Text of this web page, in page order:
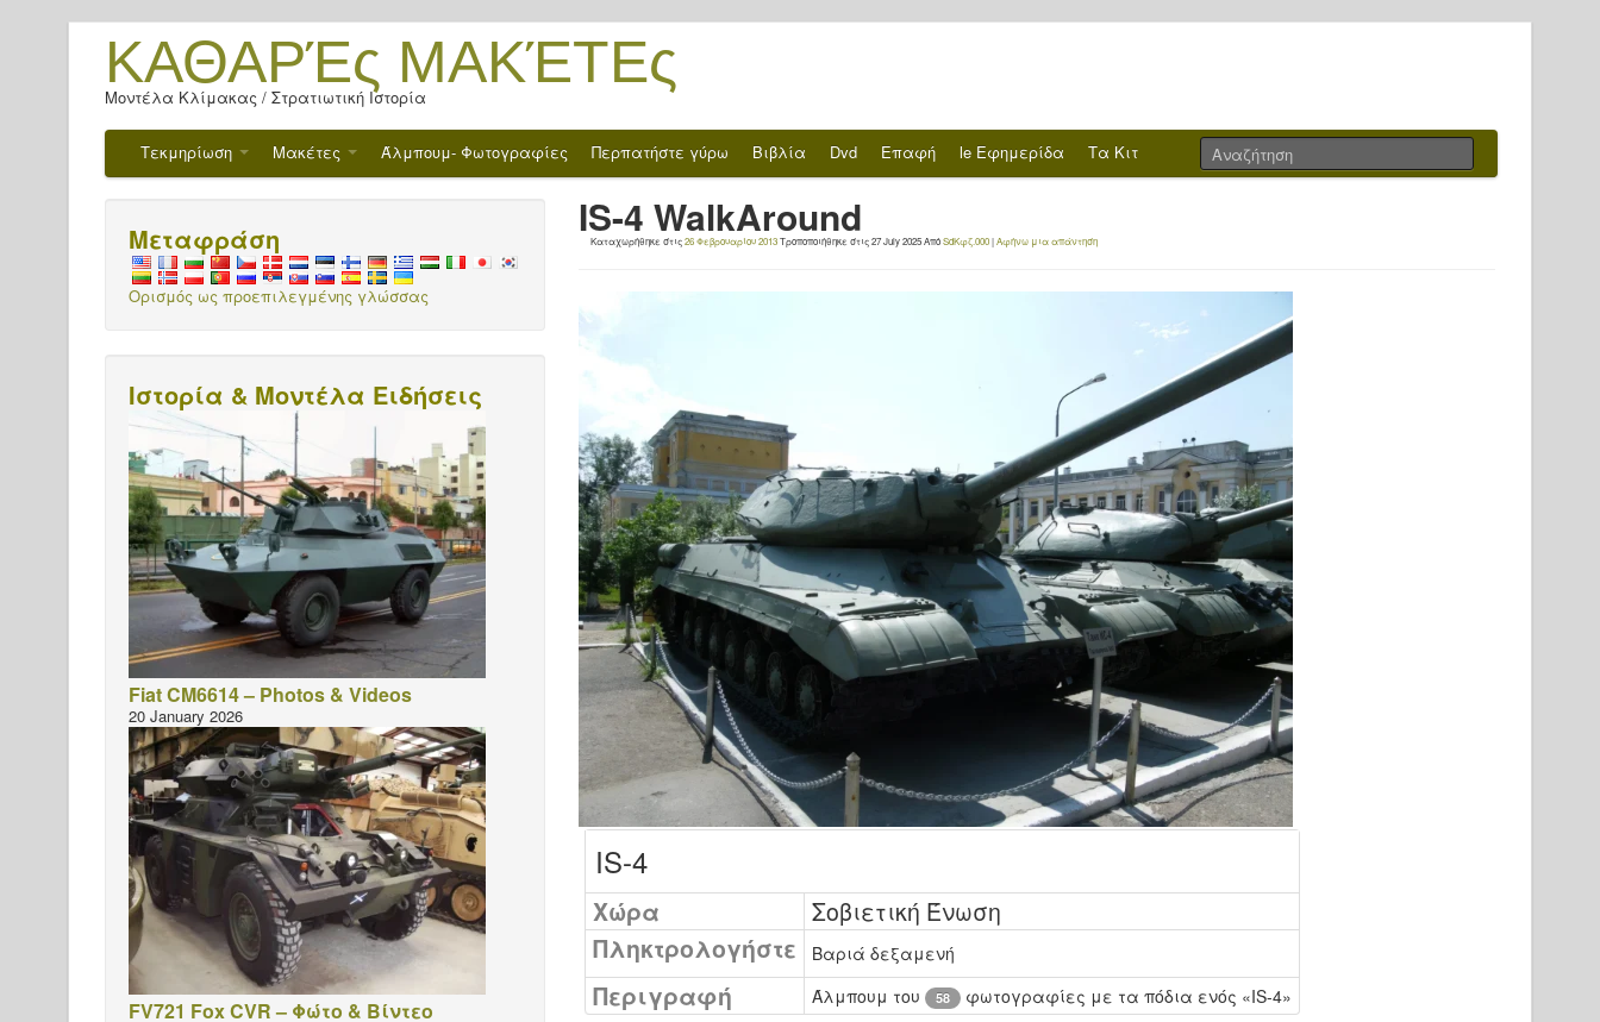
ΚΑΘΑΡΈς ΜΑΚΈΤΕς
Μοντέλα Κλίμακας / Στρατιωτική Ιστορία
Τεκμηρίωση Μακέτες Άλμπουμ- Φωτογραφίες Περπατήστε γύρω Βιβλία Dvd Επαφή le Εφημερίδα Τα Κιτ
IS-4 WalkAround
Καταχωρήθηκε στις26 Φεβρουαρίου 2013Τροποποιήθηκε στις27 July 2025ΑπόSdΚφζ.000|Αφήνω μια απάντηση
IS-4
Χώρα
Σοβιετική Ένωση
Πληκτρολογήστε
Βαριά δεξαμενή
Περιγραφή Άλμπουμ του 58 φωτογραφίες με τα πόδια ενός «IS-4»
Μεταφράση
Ορισμός ως προεπιλεγμένης γλώσσας
Ιστορία & Μοντέλα Ειδήσεις
Fiat CM6614 – Photos & Videos
20 January 2026
FV721 Fox CVR – Φώτο & Βίντεο